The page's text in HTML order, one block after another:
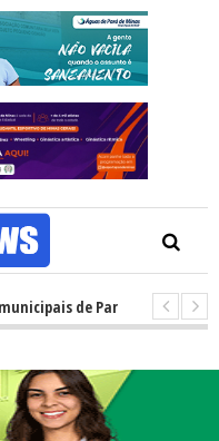
de Pará de Minas no IDEB